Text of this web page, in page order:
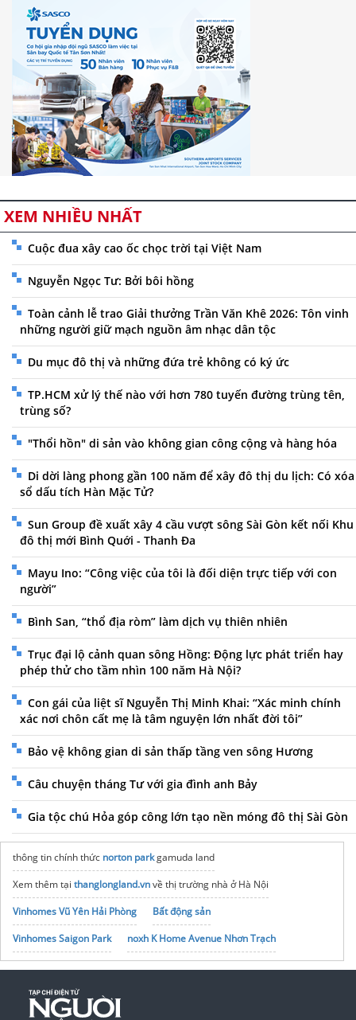
XEM NHIỀU NHẤT
Cuộc đua xây cao ốc chọc trời tại Việt Nam
Nguyễn Ngọc Tư: Bởi bôi hồng
Toàn cảnh lễ trao Giải thưởng Trần Văn Khê 2026: Tôn vinh
những người giữ mạch nguồn âm nhạc dân tộc
Du mục đô thị và những đứa trẻ không có ký ức
TP.HCM xử lý thế nào với hơn 780 tuyến đường trùng tên,
trùng số?
"Thổi hồn" di sản vào không gian công cộng và hàng hóa
Di dời làng phong gần 100 năm để xây đô thị du lịch: Có xóa
sổ dấu tích Hàn Mặc Tử?
Sun Group đề xuất xây 4 cầu vượt sông Sài Gòn kết nối Khu
đô thị mới Bình Quới - Thanh Đa
Mayu Ino: “Công việc của tôi là đối diện trực tiếp với con
người”
Bình San, “thổ địa ròm” làm dịch vụ thiên nhiên
Trục đại lộ cảnh quan sông Hồng: Động lực phát triển hay
phép thử cho tầm nhìn 100 năm Hà Nội?
Con gái của liệt sĩ Nguyễn Thị Minh Khai: “Xác minh chính
xác nơi chôn cất mẹ là tâm nguyện lớn nhất đời tôi”
Bảo vệ không gian di sản thấp tầng ven sông Hương
Câu chuyện tháng Tư với gia đình anh Bảy
Gia tộc chú Hỏa góp công lớn tạo nền móng đô thị Sài Gòn
thông tin chính thức norton parkgamuda land
Xem thêm tại thanglongland.vnvề thị trường nhà ở Hà Nội
Vinhomes Vũ Yên Hải Phòng
Bất động sản
Vinhomes Saigon Park
noxh K Home Avenue Nhơn Trạch
Tập đoàn Bcons Group